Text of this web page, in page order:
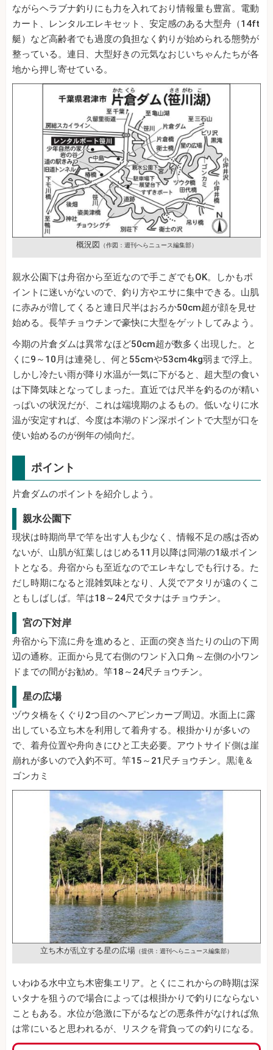
ながらヘラブナ釣りにも力を入れており情報量も豊富。電動
カート、レンタルエレキセット、安定感のある大型舟（14ft
艇）など高齢者でも過度の負担なく釣りが始められる態勢が
整っている。連日、大型好きの元気なおじいちゃんたちが各
地から押し寄せている。
概況図 （作図：週刊へらニュース編集部）
親水公園下は舟宿から至近なので手こぎでもOK。しかもポ
イントに迷いがないので、釣り方やエサに集中できる。山肌
に赤みが増してくると連日尺半はおろか50cm超が顔を見せ
始める。長竿チョウチンで豪快に大型をゲットしてみよう。
今期の片倉ダムは異常なほど50cm超が数多く出現した。と
くに9～10月は連発し、何と55cmや53cm4kg弱まで浮上。
しかし冷たい雨が降り水温が一気に下がると、超大型の食い
は下降気味となってしまった。直近では尺半を釣るのが精い
っぱいの状況だが、これは端境期のよるもの。低いなりに水
温が安定すれば、今度は本湖のドン深ポイントで大型が口を
使い始めるのが例年の傾向だ。
ポイント
片倉ダムのポイントを紹介しよう。
親水公園下
現状は時期尚早で竿を出す人も少なく、情報不足の感は否め
ないが、山肌が紅葉しはじめる11月以降は同湖の1級ポイン
トとなる。舟宿からも至近なのでエレキなしでも行ける。た
だし時期になると混雑気味となり、人災でアタリが遠のくこ
ともしばしば。竿は18～24尺でタナはチョウチン。
宮の下対岸
舟宿から下流に舟を進めると、正面の突き当たりの山の下周
辺の通称。正面から見て右側のワンド入口角～左側の小ワン
ドまでの間がお勧め。竿18～24尺チョウチン。
星の広場
ヅウタ橋をくぐり2つ目のヘアピンカーブ周辺。水面上に露
出している立ち木を利用して着舟する。根掛かりが多いの
で、着舟位置や舟向きにひと工夫必要。アウトサイド側は崖
崩れが多いので入釣不可。竿15～21尺チョウチン。黒滝＆
ゴンカミ
立ち木が乱立する星の広場 （提供：週刊へらニュース編集部）
いわゆる水中立ち木密集エリア。とくにこれからの時期は深
いタナを狙うので場合によっては根掛かりで釣りにならない
こともある。水位が急激に下がるなどの悪条件がなければ魚
は常にいると思われるが、リスクを背負っての釣りになる。